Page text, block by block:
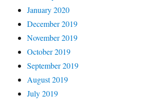
January 2020
December 2019
November 2019
October 2019
September 2019
August 2019
July 2019